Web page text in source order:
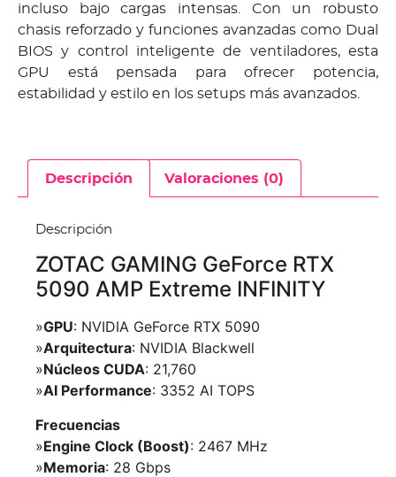
incluso bajo cargas intensas. Con un robusto
chasis reforzado y funciones avanzadas como Dual
BIOS y control inteligente de ventiladores, esta
GPU está pensada para ofrecer potencia,
estabilidad y estilo en los setups más avanzados.
Descripción Valoraciones (0)
Descripción
ZOTAC GAMING GeForce RTX
5090 AMP Extreme INFINITY
»GPU: NVIDIA GeForce RTX 5090
»Arquitectura: NVIDIA Blackwell
»Núcleos CUDA: 21,760
»AI Performance: 3352 AI TOPS
Frecuencias
»Engine Clock (Boost): 2467 MHz
»Memoria: 28 Gbps